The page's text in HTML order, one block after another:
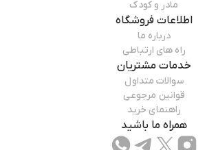
مادر و کودک
اطلاعات فروشگاه
درباره ما
راه های ارتباطی
خدمات مشتریان
سوالات متداول
قوانین مرجوعی
راهنمای خرید
همراه ما باشید